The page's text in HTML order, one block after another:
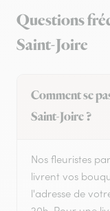
Questions
Saint-Joire
Comment se
Saint-Joire ?
Nos fleuristes
livrent vos
l'adresse de